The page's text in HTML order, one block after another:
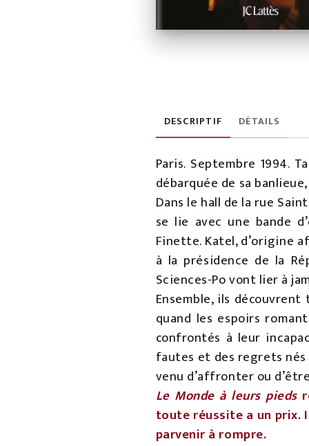
DESCRIPTIF DÉTAILS
Paris. Septembre 1994.
débarquée de sa
Dans le hall de la rue
se lie avec une bande
Finette. Katel, d’origine
à la présidence de la
Sciences-Po vont lier à
Ensemble, ils
quand les espoirs
confrontés à leur
fautes et des regrets
venu d’affronter ou
Le Monde à leurs pieds
toute réussite a un prix.
parvenir à rompre.